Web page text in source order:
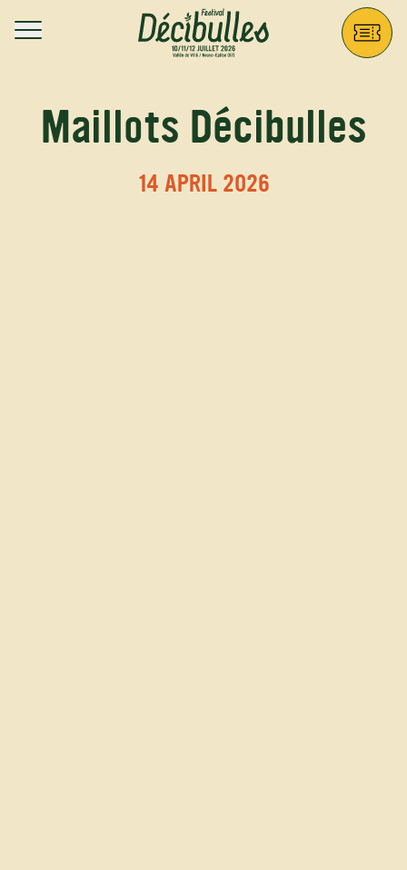
Aller au contenu principal
Maillots Décibulles
14 APRIL 2026